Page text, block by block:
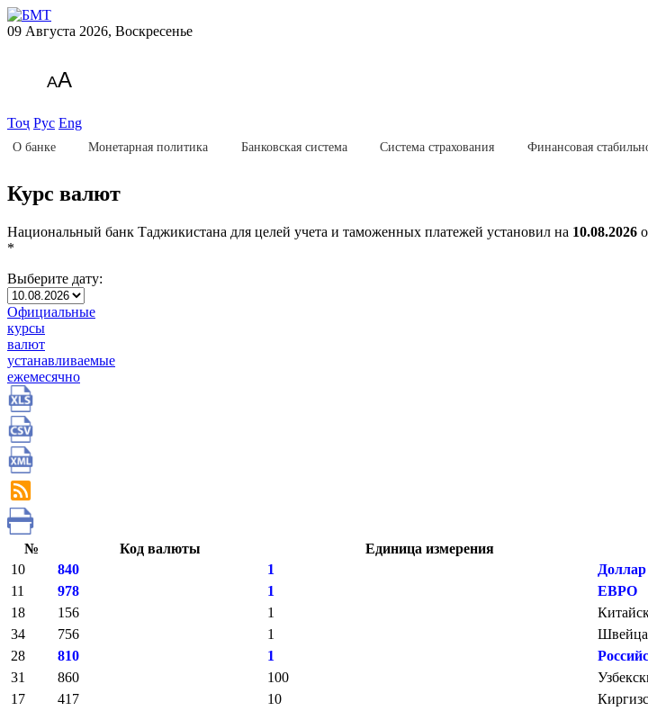
09 Августа 2026, Воскресенье
AA
Тоҷ Рус Eng
О банке Монетарная политика Банковская система Система страхования Финансовая
Курс валют
Национальный банк Таджикистана для целей учета и таможенных платежей установил на 10.08.2026
*
Выберите дату:
Официальные
курсы
валют
устанавливаемые
ежемесячно
№ Код валюты Единица измерения
10
840 1
11
978 1 ЕВРО
18
156 1
34
756 1
28
810 1
31
860 100
17
417 10